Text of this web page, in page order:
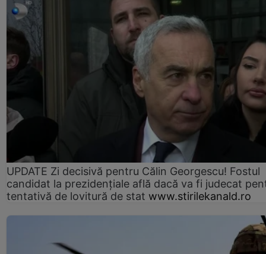
UPDATE Zi decisivă pentru Călin Georgescu! Fostul
candidat la prezidențiale află dacă va fi judecat
tentativă de lovitură de stat www.stirilekanald.ro